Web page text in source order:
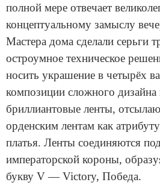
полной мере отвечает
концептуальному замыслу
Мастера дома сделали серьги
остроумное техниче­ское
носить украшение в четырёх
композиции сложного
бриллианто­вые ленты,
орденским лентам как
платья. Ленты соединяются
импера­торской короны,
букву V — Victory, Победа.